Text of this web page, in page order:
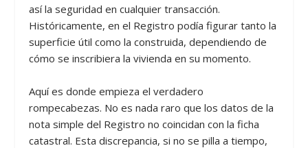
así la seguridad en cualquier transacción.
Históricamente, en el Registro podía figurar tanto la
superficie útil como la construida, dependiendo de
cómo se inscribiera la vivienda en su momento.
Aquí es donde empieza el verdadero
rompecabezas. No es nada raro que los datos de la
nota simple del Registro no coincidan con la ficha
catastral. Esta discrepancia, si no se pilla a tiempo,